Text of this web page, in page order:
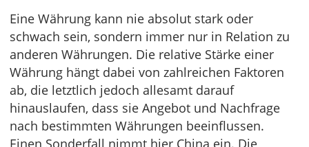
Eine Währung kann nie absolut stark oder
schwach sein, sondern immer nur in Relation zu
anderen Währungen. Die relative Stärke einer
Währung hängt dabei von zahlreichen Faktoren
ab, die letztlich jedoch allesamt darauf
hinauslaufen, dass sie Angebot und Nachfrage
nach bestimmten Währungen beeinflussen.
Einen Sonderfall nimmt hier China ein. Die